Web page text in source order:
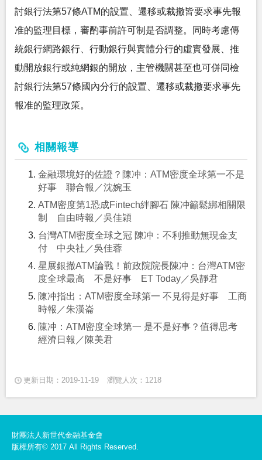
討銀行法第57條ATM的設置、遷移或裁撤皆要求事先報
准的監理目標，審酌事前許可制是否調整。同時考慮傳
統銀行網路銀行、行動銀行與實體分行的虛實發展、推
動開放銀行或純網銀的開放，主管機關甚至也可併同檢
討銀行法第57條國內分行的設置、遷移或裁撤要求事先
報准的監理政策。
相關報導
金融環境好的佐證？陳冲：ATM密度全球第一不是
好事 聯合報／沈婉玉
ATM密度第1恐成Fintech絆腳石 陳冲籲鬆綁相關限
制 自由時報／吳佳穎
台灣ATM密度全球之冠 陳冲：不利推動無現金支
付 中央社／吳佳蓉
星展銀撤ATM論戰！前政院院長陳冲：台灣ATM密
度全球最高 不是好事 ET Today／吳靜君
陳冲指出：ATM密度全球第一 不見得是好事 工商
時報／朱漢崙
陳冲：ATM密度全球第一 是不是好事？值得思考
經濟日報／陳美君
更新日期：2019-11-19 瀏覽人次：1218
財團法人新世代金融基金會
版權所有© 2017 All Rights Reserved.